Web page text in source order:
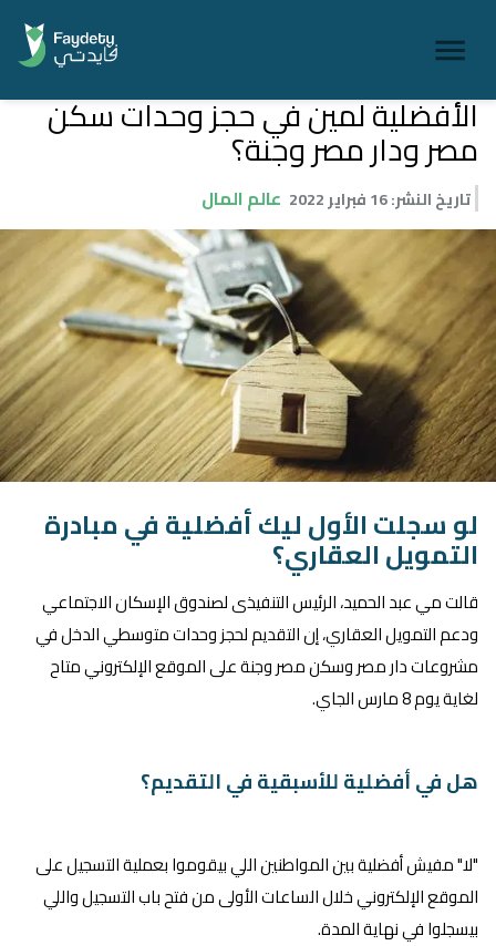
الأفضلية لمين في حجز وحدات سكن
مصر ودار مصر وجنة؟
تاريخ النشر:16 فبراير 2022 عالم المال
لو سجلت الأول ليك أفضلية في مبادرة
التمويل العقاري؟
قالت مي عبد الحميد، الرئيس التنفيذى لصندوق الإسكان الاجتماعي
ودعم التمويل العقاري، إن التقديم لحجز وحدات متوسطي الدخل في
مشروعات دار مصر وسكن مصر وجنة على الموقع الإلكتروني متاح
لغاية يوم 8 مارس الجاي.
هل في أفضلية للأسبقية في التقديم؟
"لا" مفيش أفضلية بين المواطنين اللي بيقوموا بعملية التسجيل على
الموقع الإلكتروني خلال الساعات الأولى من فتح باب التسجيل واللي
بيسجلوا في نهاية المدة.